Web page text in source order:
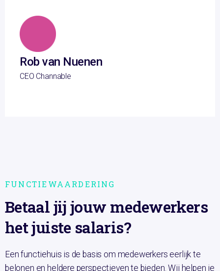
Rob van Nuenen
CEO Channable
FUNCTIEWAARDERING
Betaal jij jouw medewerkers
het juiste salaris?
Een functiehuis is de basis om medewerkers eerlijk te
belonen en heldere perspectieven te bieden. Wij helpen je